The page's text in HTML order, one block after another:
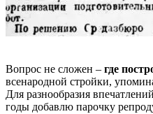
Вопрос не сложен – где
всенародной стройки,
Для разнообразия
годы добавлю парочку